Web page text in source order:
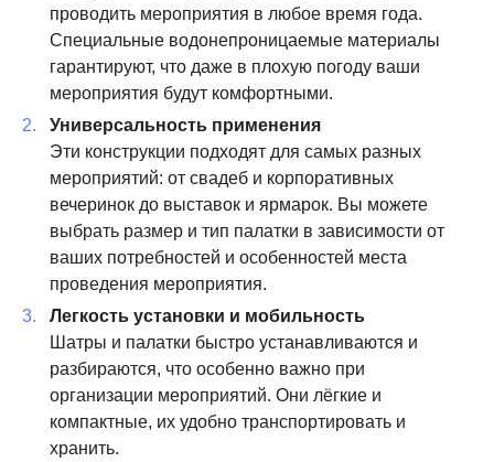
проводить мероприятия в любое время года.
Специальные водонепроницаемые материалы
гарантируют, что даже в плохую погоду ваши
мероприятия будут комфортными.
Универсальность применения
Эти конструкции подходят для самых разных
мероприятий: от свадеб и корпоративных
вечеринок до выставок и ярмарок. Вы можете
выбрать размер и тип палатки в зависимости от
ваших потребностей и особенностей места
проведения мероприятия.
Легкость установки и мобильность
Шатры и палатки быстро устанавливаются и
разбираются, что особенно важно при
организации мероприятий. Они лёгкие и
компактные, их удобно транспортировать и
хранить.